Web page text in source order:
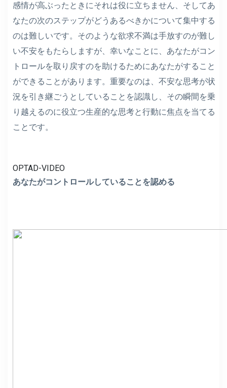
感情が高ぶったときにそれは役に立ちません、そしてあ
なたの次のステップがどうあるべきかについて集中する
のは難しいです。そのような欲求不満は手放すのが難し
い不安をもたらしますが、幸いなことに、あなたがコン
トロールを取り戻すのを助けるためにあなたがすること
ができることがあります。重要なのは、不安な思考が状
況を引き継ごうとしていることを認識し、その瞬間を乗
り越えるのに役立つ生産的な思考と行動に焦点を当てる
ことです。
OPTAD-VIDEO
あなたがコントロールしていることを認める